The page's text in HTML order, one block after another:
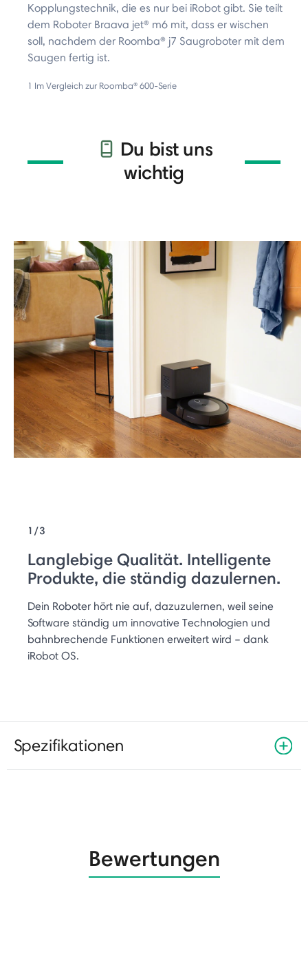
Kopplungstechnik, die es nur bei iRobot gibt. Sie teilt
dem Roboter Braava jet® m6 mit, dass er wischen
soll, nachdem der Roomba® j7 Saugroboter mit dem
Saugen fertig ist.
1 Im Vergleich zur Roomba® 600-Serie
Du bist uns
wichtig
1/3
Langlebige Qualität. Intelligente
Produkte, die ständig dazulernen.
Dein Roboter hört nie auf, dazuzulernen, weil seine
Software ständig um innovative Technologien und
bahnbrechende Funktionen erweitert wird – dank
iRobot OS.
Spezifikationen
Bewertungen